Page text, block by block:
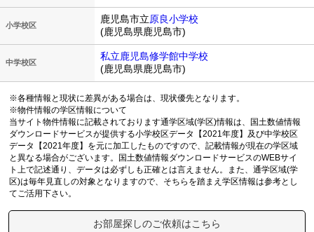
小学校区
鹿児島市立原良小学校
(鹿児島県鹿児島市)
中学校区
私立鹿児島修学館中学校
(鹿児島県鹿児島市)
※各種情報と現状に差異がある場合は、現状優先となります。
※物件情報の学区情報について
当サイト物件情報に記載されております通学区域(学区)情報は、国土数値情報
ダウンロードサービスが提供する小学校区データ【2021年度】及び中学校区
データ【2021年度】を元に加工したものですので、記載情報が現在の学区域
と異なる場合がございます。国土数値情報ダウンロードサービスのWEBサイ
ト上で記述通り、データは必ずしも正確とは言えません。また、通学区域(学
区)は毎年見直しの対象となりますので、そちらを踏まえ学区情報は参考とし
てご活用下さい。
お部屋探しのご依頼はこちら